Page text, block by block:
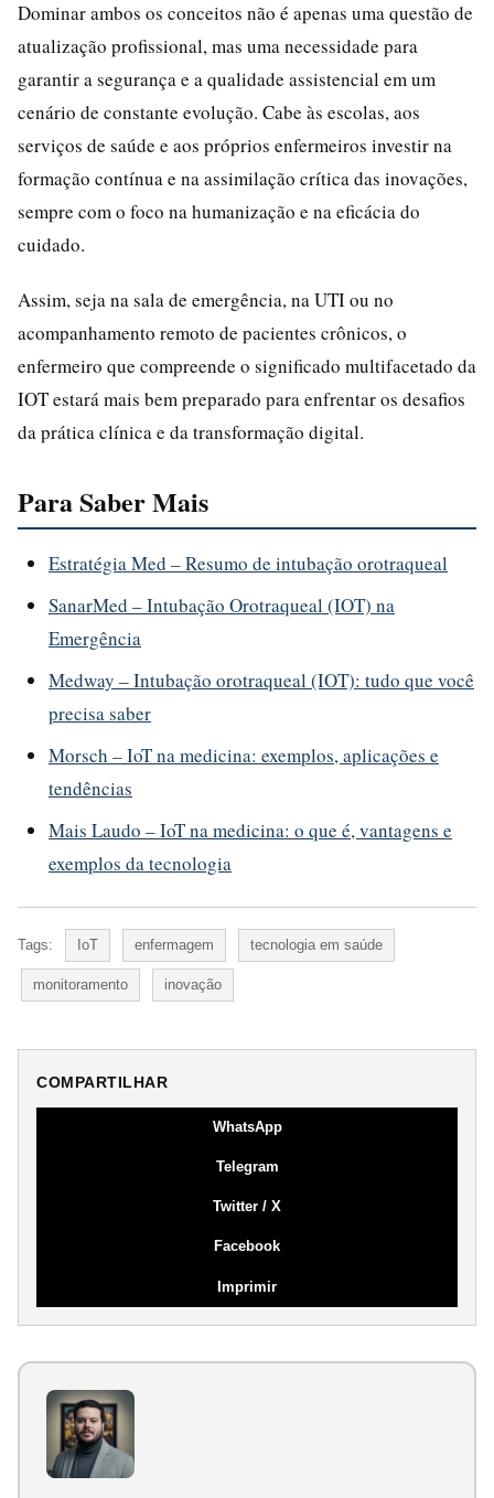
Dominar ambos os conceitos não é apenas uma questão de
atualização profissional, mas uma necessidade para
garantir a segurança e a qualidade assistencial em um
cenário de constante evolução. Cabe às escolas, aos
serviços de saúde e aos próprios enfermeiros investir na
formação contínua e na assimilação crítica das inovações,
sempre com o foco na humanização e na eficácia do
cuidado.
Assim, seja na sala de emergência, na UTI ou no
acompanhamento remoto de pacientes crônicos, o
enfermeiro que compreende o significado multifacetado da
IOT estará mais bem preparado para enfrentar os desafios
da prática clínica e da transformação digital.
Para Saber Mais
Estratégia Med – Resumo de intubação orotraqueal
SanarMed – Intubação Orotraqueal (IOT) na
Emergência
Medway – Intubação orotraqueal (IOT): tudo que você
precisa saber
Morsch – IoT na medicina: exemplos, aplicações e
tendências
Mais Laudo – IoT na medicina: o que é, vantagens e
exemplos da tecnologia
Tags: IoT enfermagem tecnologia em saúde
monitoramento inovação
COMPARTILHAR
WhatsApp
Telegram
Twitter / X
Facebook
Imprimir